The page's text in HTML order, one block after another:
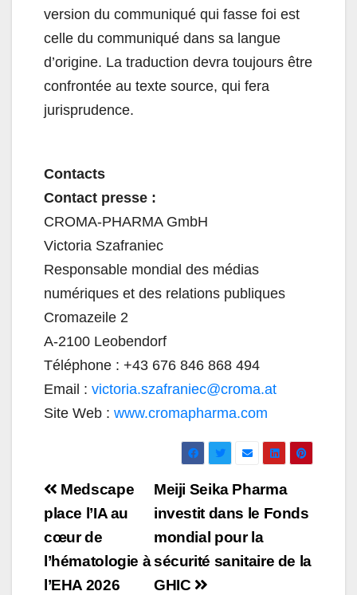
version du communiqué qui fasse foi est
celle du communiqué dans sa langue
d’origine. La traduction devra toujours être
confrontée au texte source, qui fera
jurisprudence.
Contacts
Contact presse :
CROMA-PHARMA GmbH
Victoria Szafraniec
Responsable mondial des médias
numériques et des relations publiques
Cromazeile 2
A-2100 Leobendorf
Téléphone : +43 676 846 868 494
Email : victoria.szafraniec@croma.at
Site Web : www.cromapharma.com
Navigation
de
l’article
Meiji Seika Pharma
investit dans le Fonds
mondial pour la
sécurité sanitaire de la
GHIC
Medscape
place l’IA au
cœur de
l’hématologie à
l’EHA 2026